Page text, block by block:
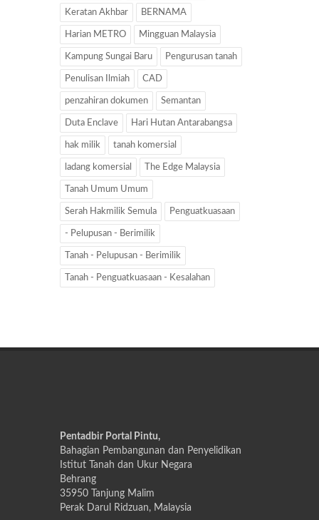
Keratan Akhbar BERNAMA
Harian METRO Mingguan Malaysia
Kampung Sungai Baru Pengurusan tanah
Penulisan Ilmiah CAD
penzahiran dokumen Semantan
Duta Enclave Hari Hutan Antarabangsa
hak milik tanah komersial
ladang komersial The Edge Malaysia
Tanah Umum Umum
Serah Hakmilik Semula Penguatkuasaan
- Pelupusan - Berimilik
Tanah - Pelupusan - Berimilik
Tanah - Penguatkuasaan - Kesalahan
Pentadbir Portal Pintu,
Bahagian Pembangunan dan Penyelidikan
Istitut Tanah dan Ukur Negara
Behrang
35950 Tanjung Malim
Perak Darul Ridzuan, Malaysia